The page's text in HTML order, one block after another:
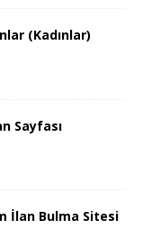
(Kadınlar)
Sayfası
İlan Bulma Sitesi